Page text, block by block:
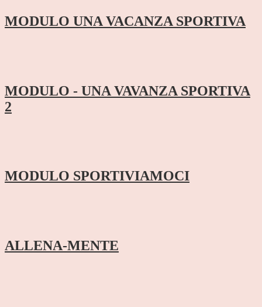
MODULO UNA VACANZA SPORTIVA
MODULO - UNA VAVANZA SPORTIVA
2
MODULO SPORTIVIAMOCI
ALLENA-MENTE